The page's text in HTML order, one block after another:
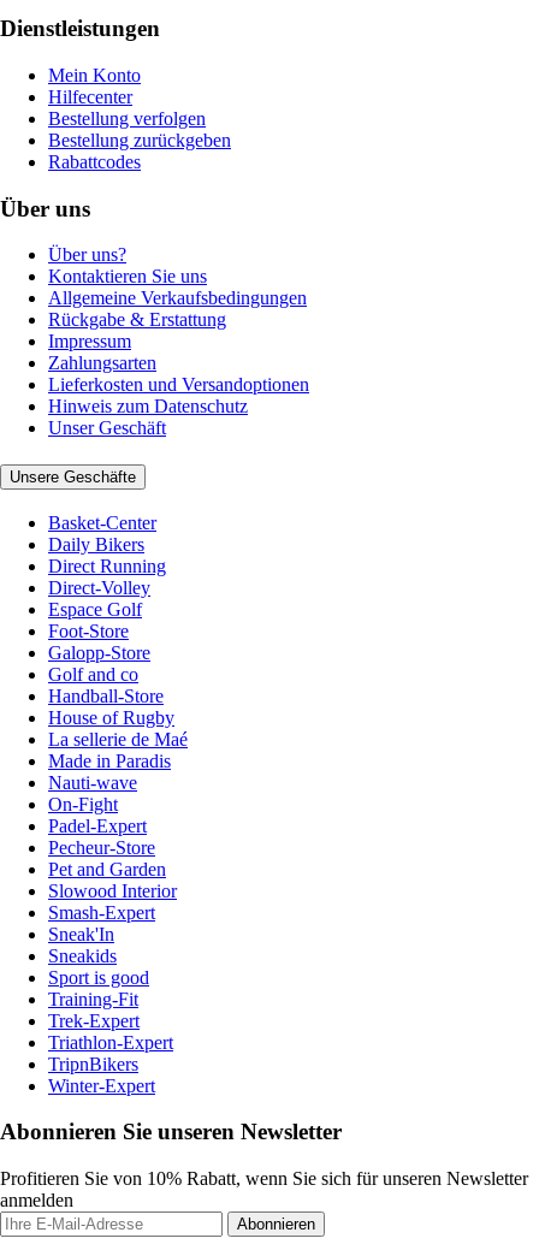
Dienstleistungen
Mein Konto
Hilfecenter
Bestellung verfolgen
Bestellung zurückgeben
Rabattcodes
Über uns
Über uns?
Kontaktieren Sie uns
Allgemeine Verkaufsbedingungen
Rückgabe & Erstattung
Impressum
Zahlungsarten
Lieferkosten und Versandoptionen
Hinweis zum Datenschutz
Unser Geschäft
Unsere Geschäfte
Basket-Center
Daily Bikers
Direct Running
Direct-Volley
Espace Golf
Foot-Store
Galopp-Store
Golf and co
Handball-Store
House of Rugby
La sellerie de Maé
Made in Paradis
Nauti-wave
On-Fight
Padel-Expert
Pecheur-Store
Pet and Garden
Slowood Interior
Smash-Expert
Sneak'In
Sneakids
Sport is good
Training-Fit
Trek-Expert
Triathlon-Expert
TripnBikers
Winter-Expert
Abonnieren Sie unseren Newsletter
Profitieren Sie von 10% Rabatt, wenn Sie sich für unseren Newsletter
anmelden
Abonnieren